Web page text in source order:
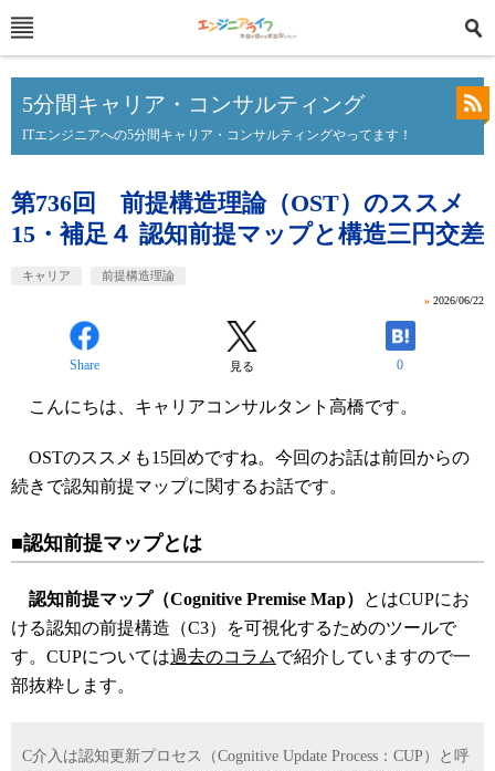
5分間キャリア・コンサルティング
ITエンジニアへの5分間キャリア・コンサルティングやってます！
第736回 前提構造理論（OST）のススメ
15・補足４ 認知前提マップと構造三円交差
キャリア 前提構造理論
» 2026/06/22
Share 見る 0
こんにちは、キャリアコンサルタント高橋です。
OSTのススメも15回めですね。今回のお話は前回からの
続きで認知前提マップに関するお話です。
■認知前提マップとは
認知前提マップ（Cognitive Premise Map）
とはCUPにお
ける認知の前提構造（C3）を可視化するためのツールで
す。CUPについては過去のコラムで紹介していますので一
部抜粋します。
C介入は認知更新プロセス（Cognitive Update Process：CUP）と呼